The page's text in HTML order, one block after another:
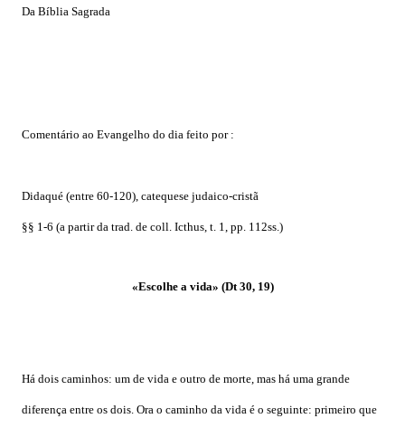
Da Bíblia Sagrada
Comentário ao Evangelho do dia feito por :
Didaqué (entre 60-120), catequese judaico-cristã
§§ 1-6 (a partir da trad. de coll. Icthus, t. 1, pp. 112ss.)
«Escolhe a vida» (Dt 30, 19)
Há dois caminhos: um de vida e outro de morte, mas há uma grande
diferença entre os dois. Ora o caminho da vida é o seguinte: primeiro que